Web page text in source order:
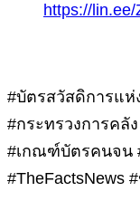
https://
#บัตรสวัสดิการแ
#กระทรวงการคลั
#เกณฑ์บัตรคนจน
#TheFactsNews